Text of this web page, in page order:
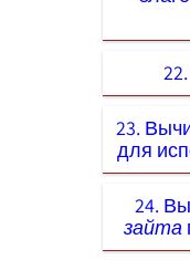
23.
для
24.
зайта